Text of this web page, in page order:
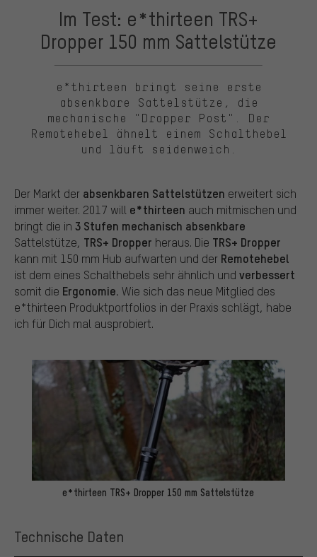
Im Test: e*thirteen TRS+
Dropper 150 mm Sattelstütze
e*thirteen bringt seine erste
absenkbare Sattelstütze, die
mechanische "Dropper Post". Der
Remotehebel ähnelt einem Schalthebel
und läuft seidenweich.
Der Markt der absenkbaren Sattelstützen erweitert sich
immer weiter. 2017 will e*thirteen auch mitmischen und
bringt die in 3 Stufen mechanisch absenkbare
Sattelstütze, TRS+ Dropper heraus. Die TRS+ Dropper
kann mit 150 mm Hub aufwarten und der Remotehebel
ist dem eines Schalthebels sehr ähnlich und verbessert
somit die Ergonomie. Wie sich das neue Mitglied des
e*thirteen Produktportfolios in der Praxis schlägt, habe
ich für Dich mal ausprobiert.
e*thirteen TRS+ Dropper 150 mm Sattelstütze
Technische Daten